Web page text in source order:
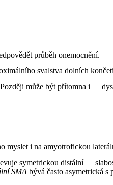
průběh onemocnění.
svalstva dolních
může být přítomna i
myslet i na amyotrofickou
symetrickou distální
SMA bývá často asymetrická